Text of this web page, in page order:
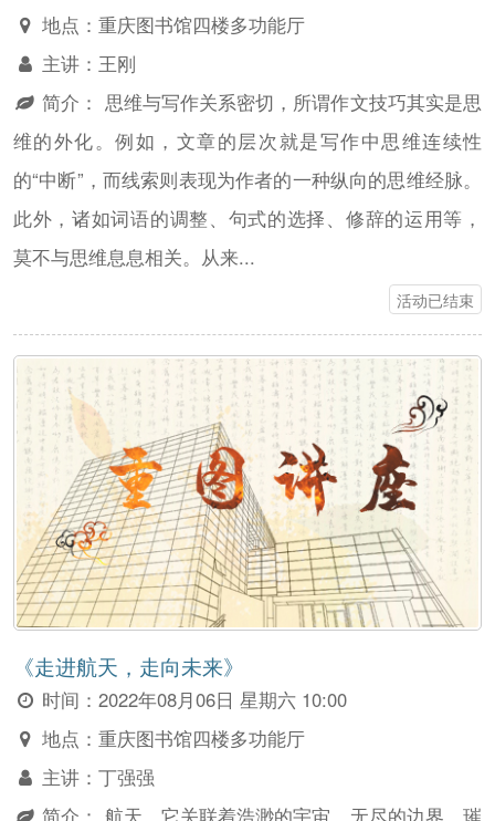
地点：重庆图书馆四楼多功能厅
主讲： 王刚
简介： 思维与写作关系密切，所谓作文技巧其实是思
维的外化。例如，文章的层次就是写作中思维连续性
的“中断”，而线索则表现为作者的一种纵向的思维经脉。
此外，诸如词语的调整、句式的选择、修辞的运用等，
莫不与思维息息相关。从来...
活动已结束
《走进航天，走向未来》
时间：2022年08月06日 星期六 10:00
地点：重庆图书馆四楼多功能厅
主讲：丁强强